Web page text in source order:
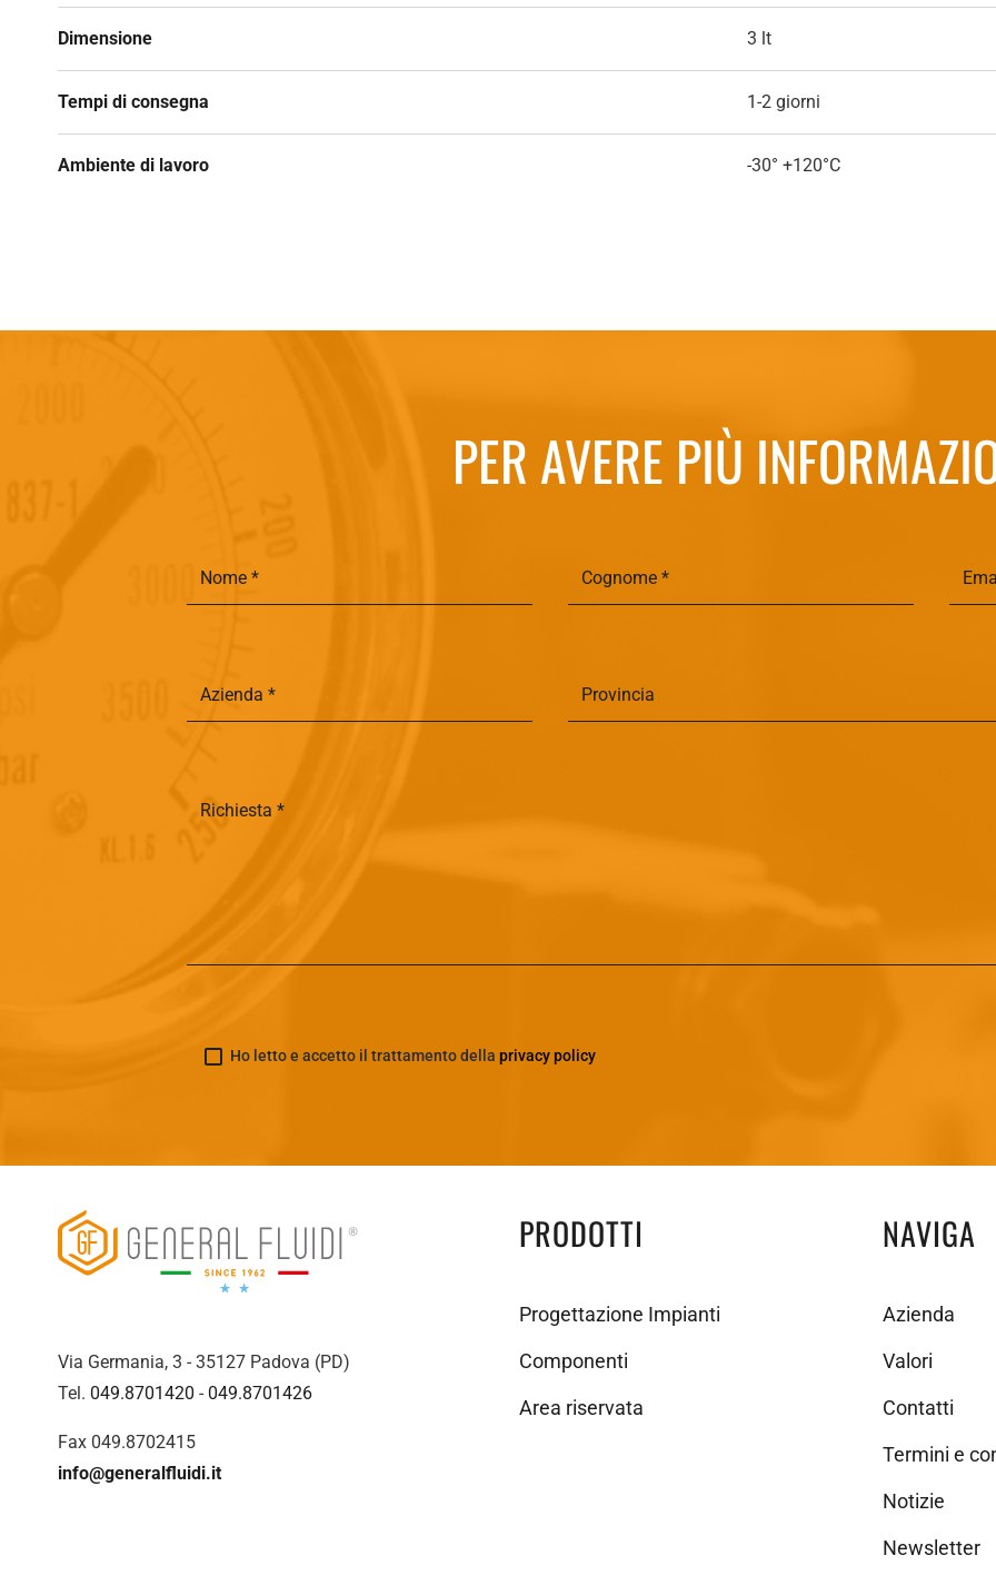
Dimensione 3 lt
Tempi di consegna 1-2 giorni
Ambiente di lavoro -30° +120°C
PER AVERE PIÙ
Ho letto e accetto il trattamento della privacy policy
Via Germania, 3 - 35127 Padova (PD)
Tel. 049.8701420 - 049.8701426
Fax 049.8702415
info@generalfluidi.it
PRODOTTI
Progettazione Impianti
Componenti
Area riservata
NAVIGA
Azienda
Valori
Contatti
Termini e
Notizie
Newsletter